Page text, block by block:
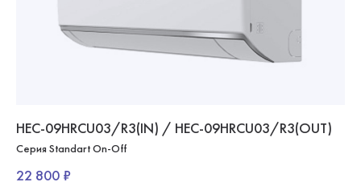
HEC-09HRCU03/R3(IN) / HEC-09HRCU03/R3(OUT)
Серия Standart On-Off
22 800 ₽